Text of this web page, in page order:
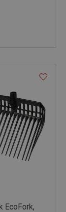
EcoFork,